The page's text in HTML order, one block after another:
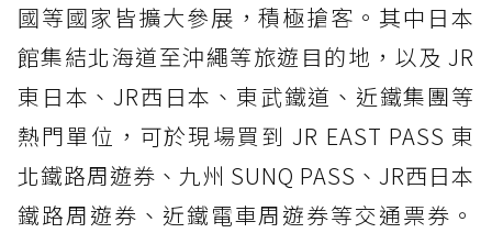
國等國家皆擴大參展，積極搶客。其中日本
館集結北海道至沖繩等旅遊目的地，以及 JR
東日本、JR西日本、東武鐵道、近鐵集團等
熱門單位，可於現場買到 JR EAST PASS 東
北鐵路周遊券、九州 SUNQ PASS、JR西日本
鐵路周遊券、近鐵電車周遊券等交通票券。